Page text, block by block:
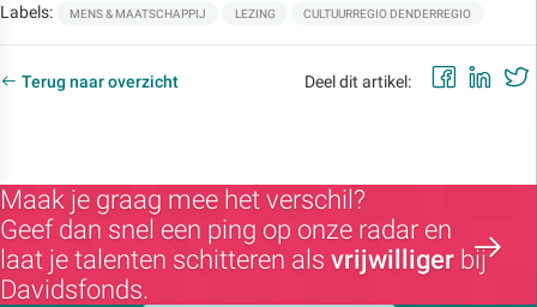
Labels: MENS & MAATSCHAPPIJ LEZING CULTUURREGIO DENDERREGIO
Terug naar overzicht Deel dit artikel:
Maak je graag mee het verschil?
Geef dan snel een ping op onze radar en
laat je talenten schitteren als vrijwilliger bij
Davidsfonds.